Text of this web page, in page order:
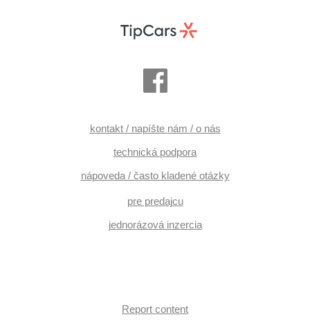
kontakt / napíšte nám / o nás
technická podpora
nápoveda / často kladené otázky
pre predajcu
jednorázová inzercia
Report content